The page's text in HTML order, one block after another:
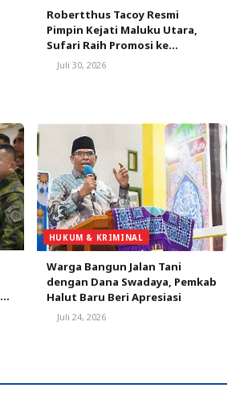
Robertthus Tacoy Resmi
Pimpin Kejati Maluku Utara,
Sufari Raih Promosi ke
Kejaksaan Agung
Juli 30, 2026
HUKUM & KRIMINAL
Warga Bangun Jalan Tani
dengan Dana Swadaya, Pemkab
Halut Baru Beri Apresiasi
Juli 24, 2026